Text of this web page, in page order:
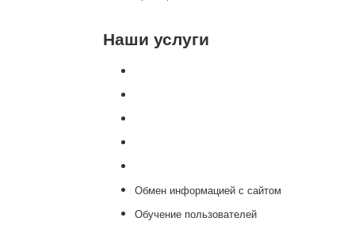
Наши услуги
Обмен информацией с сайтом
Обучение пользователей